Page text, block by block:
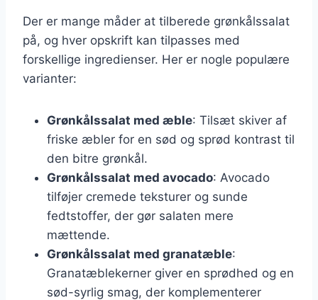
Der er mange måder at tilberede grønkålssalat
på, og hver opskrift kan tilpasses med
forskellige ingredienser. Her er nogle populære
varianter:
Grønkålssalat med æble: Tilsæt skiver af
friske æbler for en sød og sprød kontrast til
den bitre grønkål.
Grønkålssalat med avocado: Avocado
tilføjer cremede teksturer og sunde
fedtstoffer, der gør salaten mere
mættende.
Grønkålssalat med granatæble:
Granatæblekerner giver en sprødhed og en
sød-syrlig smag, der komplementerer